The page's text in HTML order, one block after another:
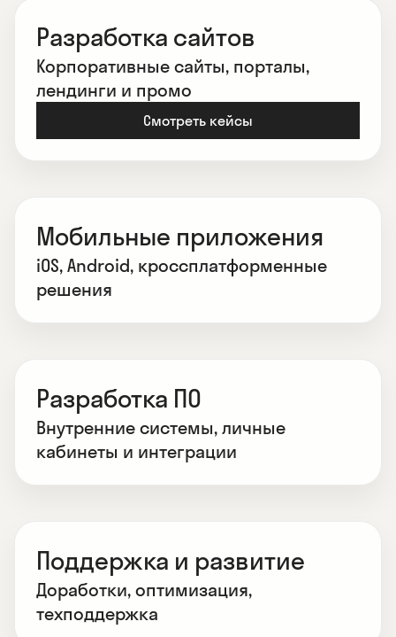
Разработка сайтов
Корпоративные сайты, порталы,
лендинги и промо
Смотреть кейсы
Мобильные приложения
iOS, Android, кроссплатформенные
решения
Разработка ПО
Внутренние системы, личные
кабинеты и интеграции
Поддержка и развитие
Доработки, оптимизация,
техподдержка